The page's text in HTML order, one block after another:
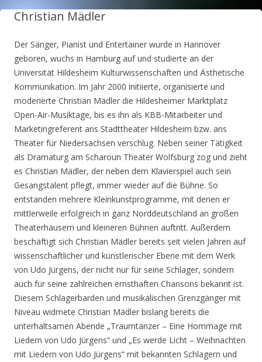
Christian Mädler
Der Sänger, Pianist und Entertainer wurde in Hannover
geboren, wuchs in Hamburg auf und studierte an der
Universität Hildesheim Kulturwissenschaften und Ästhetische
Kommunikation. Im Jahr 2000 initiierte, organisierte und
moderierte Christian Mädler die Hildesheimer Marktplatz
Open-Air-Musiktage, bis es ihn als KBB-Mitarbeiter und
Marketingreferent ans Stadttheater Hildesheim bzw. ans
Theater für Niedersachsen verschlug. Neben seiner Tätigkeit
als Dramaturg am Scharoun Theater Wolfsburg zog und zieht
es Christian Mädler, der neben dem Klavierspiel auch sein
Gesangstalent pflegt, immer wieder auf die Bühne. So
entstanden mehrere Kleinkunstprogramme, mit denen er
mittlerweile erfolgreich in ganz Norddeutschland an großen
Theaterhäusern und kleineren Bühnen auftritt. Außerdem
beschäftigt sich Christian Mädler bereits seit vielen Jahren auf
wissenschaftlicher und künstlerischer Ebene mit dem Werk
von Udo Jürgens, der nicht nur für seine Schlager, sondern
auch für seine zahlreichen ernsthaften Chansons bekannt ist.
Diesem Schlagerbarden und musikalischen Grenzgänger mit
Niveau widmete Christian Mädler bislang bereits die
unterhaltsamen Abende „Traumtänzer – Eine Hommage mit
Liedern von Udo Jürgens“ und „Es werde Licht – Weihnachten
mit Liedern von Udo Jürgens“ mit bekannten Schlagern und